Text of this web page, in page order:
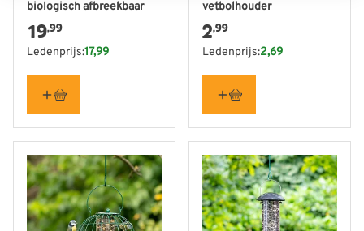
biologisch afbreekbaar
19,99
Ledenprijs:17,99
vetbolhouder
2,99
Ledenprijs:2,69